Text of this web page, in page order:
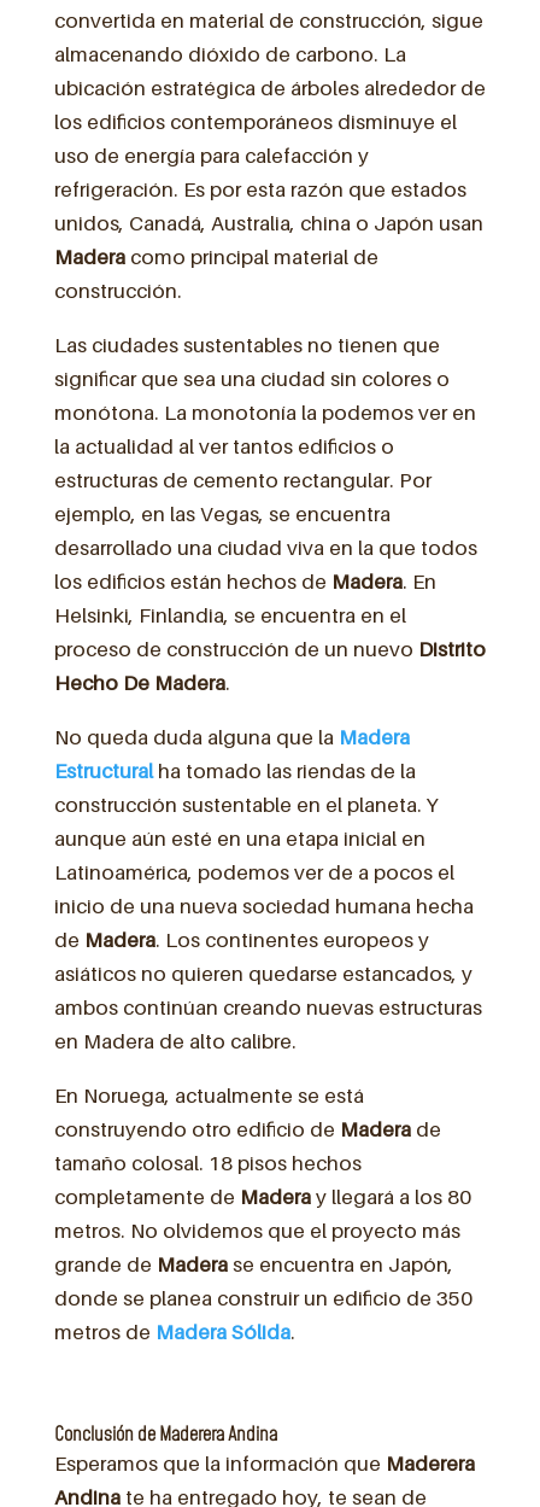
convertida en material de construcción, sigue
almacenando dióxido de carbono. La
ubicación estratégica de árboles alrededor de
los edificios contemporáneos disminuye el
uso de energía para calefacción y
refrigeración. Es por esta razón que estados
unidos, Canadá, Australia, china o Japón usan
Maderacomo principal material de
construcción.
Las ciudades sustentables no tienen que
significar que sea una ciudad sin colores o
monótona. La monotonía la podemos ver en
la actualidad al ver tantos edificios o
estructuras de cemento rectangular. Por
ejemplo, en las Vegas, se encuentra
desarrollado una ciudad viva en la que todos
los edificios están hechos de Madera. En
Helsinki, Finlandia, se encuentra en el
proceso de construcción de un nuevo Distrito
Hecho De Madera.
No queda duda alguna que la Madera
Estructural ha tomado las riendas de la
construcción sustentable en el planeta. Y
aunque aún esté en una etapa inicial en
Latinoamérica, podemos ver de a pocos el
inicio de una nueva sociedad humana hecha
de Madera. Los continentes europeos y
asiáticos no quieren quedarse estancados, y
ambos continúan creando nuevas estructuras
en Madera de alto calibre.
En Noruega, actualmente se está
construyendo otro edificio de Maderade
tamaño colosal. 18 pisos hechos
completamente de Maderay llegará a los 80
metros. No olvidemos que el proyecto más
grande de Maderase encuentra en Japón,
donde se planea construir un edificio de 350
metros de Madera Sólida.
Conclusión de Maderera Andina
Esperamos que la información que Maderera
Andinate ha entregado hoy, te sean de